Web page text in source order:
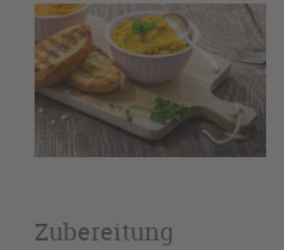
Zubereitung